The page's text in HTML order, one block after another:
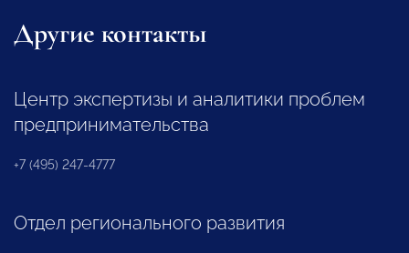
Другие контакты
Центр экспертизы и аналитики проблем
предпринимательства
+7 (495) 247-4777
Отдел регионального развития